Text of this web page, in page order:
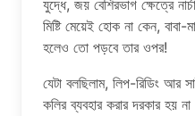
যুদ্ধে, জয় বেশিরভাগ ক্ষেত্রে
মিষ্টি মেয়েই হোক না কেন, বাবা-
হলেও তো পড়বে তার ওপর!
যেটা বলছিলাম, লিপ-রিডিং আর
কলির ব্যবহার করার দরকার হয়